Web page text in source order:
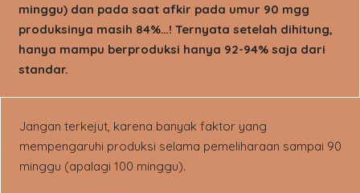
minggu) dan pada saat afkir pada umur 90 mgg
produksinya masih 84%…! Ternyata setelah dihitung,
hanya mampu berproduksi hanya 92-94% saja dari
standar.
Jangan terkejut, karena banyak faktor yang
mempengaruhi produksi selama pemeliharaan sampai 90
minggu (apalagi 100 minggu).